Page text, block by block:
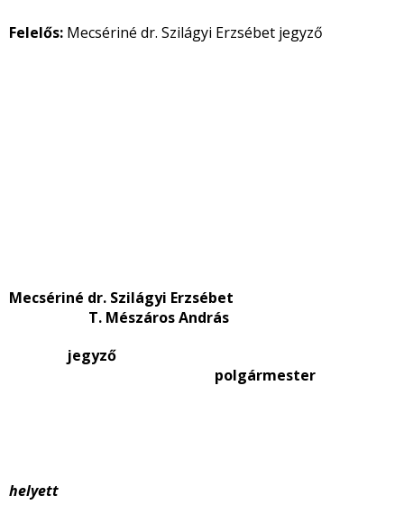
Felelős: Mecsériné dr. Szilágyi Erzsébet jegyző
Mecsériné dr. Szilágyi Erzsébet
T. Mészáros András
jegyző
polgármester
helyett